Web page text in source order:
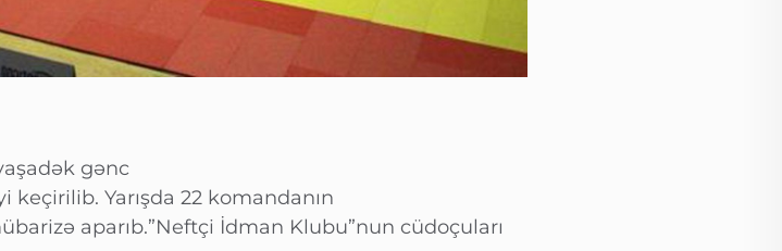
gənc
keçirilib. Yarışda 22 komandanın
aparıb.”Neftçi İdman Klubu”nun cüdoçuları